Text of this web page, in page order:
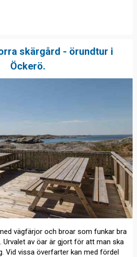
skärgård - örundtur i
Öckerö.
vägfärjor och broar som funkar bra
Urvalet av öar är gjort för att man ska
Vid vissa överfarter kan med fördel